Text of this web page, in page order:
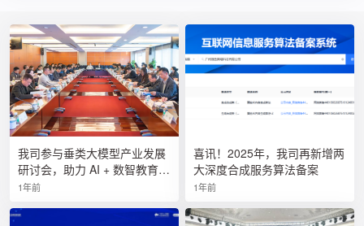
我司参与垂类大模型产业发展
研讨会，助力 AI + 数智教育创
新
1年前
喜讯！2025年，我司再新增两
大深度合成服务算法备案
1年前